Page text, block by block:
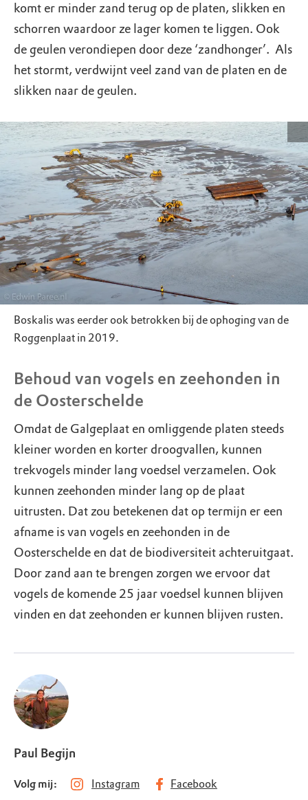
komt er minder zand terug op de platen, slikken en
schorren waardoor ze lager komen te liggen. Ook
de geulen verondiepen door deze ‘zandhonger’. Als
het stormt, verdwijnt veel zand van de platen en de
slikken naar de geulen.
Boskalis was eerder ook betrokken bij de ophoging van de
Roggenplaat in 2019.
Behoud van vogels en zeehonden in
de Oosterschelde
Omdat de Galgeplaat en omliggende platen steeds
kleiner worden en korter droogvallen, kunnen
trekvogels minder lang voedsel verzamelen. Ook
kunnen zeehonden minder lang op de plaat
uitrusten. Dat zou betekenen dat op termijn er een
afname is van vogels en zeehonden in de
Oosterschelde en dat de biodiversiteit achteruitgaat.
Door zand aan te brengen zorgen we ervoor dat
vogels de komende 25 jaar voedsel kunnen blijven
vinden en dat zeehonden er kunnen blijven rusten.
Paul Begijn
Volg mij: Instagram Facebook